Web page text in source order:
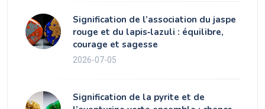
Signification de l’association du jaspe
rouge et du lapis‑lazuli : équilibre,
courage et sagesse
2026-07-05
Signification de la pyrite et de